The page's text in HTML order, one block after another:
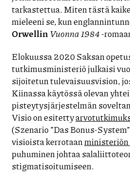
tarkastettua. Miten tästä
mieleeni se, kun
OrwellinVuonna 1984-
Elokuussa 2020 Saksan
tutkimusministeriö julkaisi
sijoitetun tulevaisuusvision,
Kiinassa käytössä olevan
pisteytysjärjestelmän
Visio on esitetty
(Szenario ”Das Bonus-
visioista kerrotaan
puhuminen johtaa
stigmatisoitumiseen.